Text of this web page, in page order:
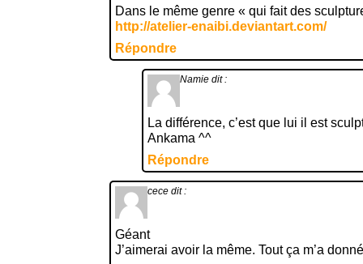
Dans le même genre « qui fait des
http://atelier-enaibi.deviantart.com/
Répondre
Namie dit :
La différence, c’est que lui il est
Ankama ^^
Répondre
cece dit :
Géant
J’aimerai avoir la même. Tout ça m’a